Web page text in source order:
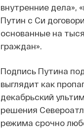
внутренние дела»,
Путин с Си
основанные на
граждан».
Подпись Путина
выглядит как
декабрьский
решения
режима срочно